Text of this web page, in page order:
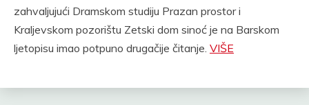
zahvaljujući Dramskom studiju Prazan prostor i
Kraljevskom pozorištu Zetski dom sinoć je na Barskom
ljetopisu imao potpuno drugačije čitanje. VIŠE